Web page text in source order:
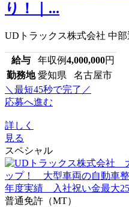
り！｜...
UDトラックス株式会社 中
給与 年収例4,000,000円
勤務地 愛知県 名古屋市
＼最短45秒で完了／
応募へ進む
詳しく
見る
スペシャル
普通免許（MT）